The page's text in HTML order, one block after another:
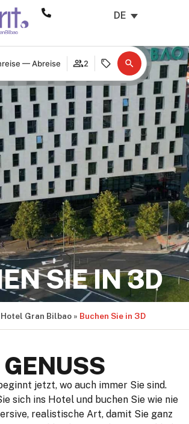
DE
— Abreise 2
SIE IN 3D
Gran Bilbao » Buchen Sie in 3D
GENUSS
jetzt, wo auch immer Sie sind.
sich ins Hotel und buchen Sie wie nie
realistische Art, damit Sie ganz